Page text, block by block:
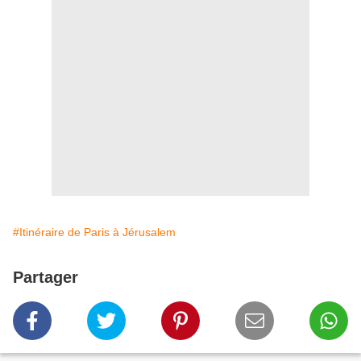
#Itinéraire de Paris à Jérusalem
Partager